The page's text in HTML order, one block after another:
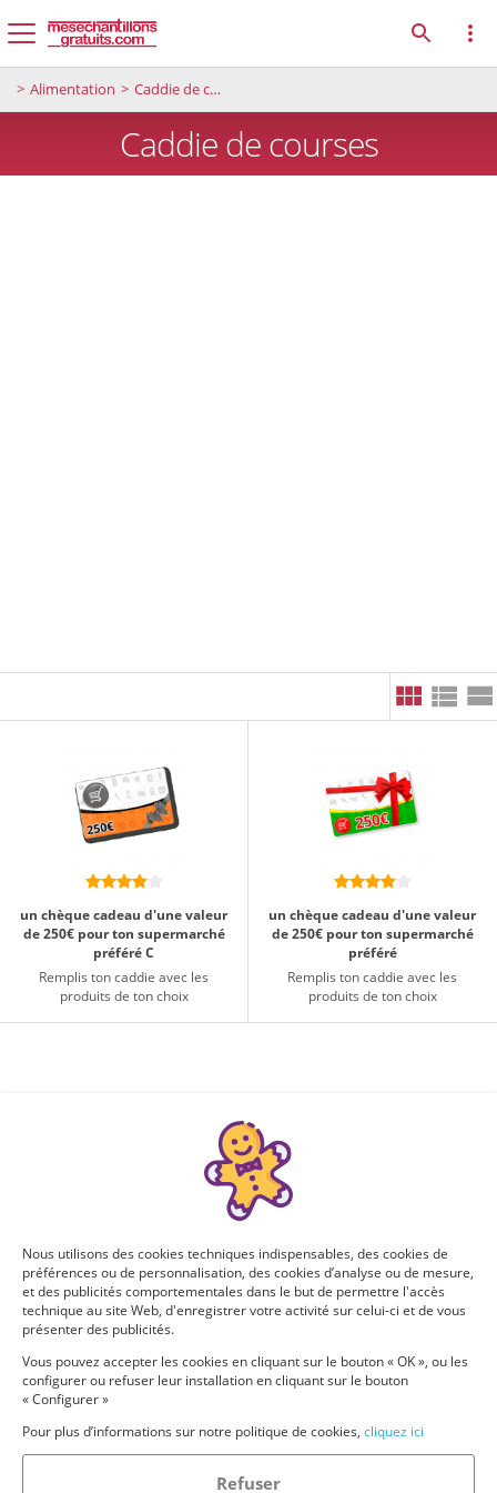
Alimentation Caddie de courses
Caddie de courses
un chèque cadeau d'une valeur
de 250€ pour ton supermarché
préféré C
Remplis ton caddie avec les
produits de ton choix
un chèque cadeau d'une valeur
de 250€ pour ton supermarché
préféré
Remplis ton caddie avec les
produits de ton choix
Nous utilisons des cookies techniques indispensables, des cookies de
préférences ou de personnalisation, des cookies d’analyse ou de mesure,
et des publicités comportementales dans le but de permettre l'accès
technique au site Web, d'enregistrer votre activité sur celui-ci et de vous
présenter des publicités.
Vous pouvez accepter les cookies en cliquant sur le bouton « OK », ou les
configurer ou refuser leur installation en cliquant sur le bouton
« Configurer »
Pour plus d’informations sur notre politique de cookies, cliquez ici
Refuser